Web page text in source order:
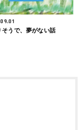
そうで、夢がない話